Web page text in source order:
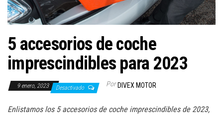
c
5 accesorios de coche
imprescindibles para 2023
9 enero, 2023 Desactivado Por DIVEX MOTOR
Enlistamos los 5 accesorios de coche imprescindibles de 2023,